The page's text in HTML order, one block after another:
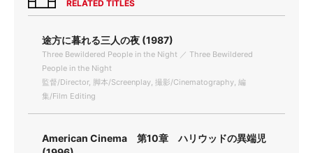
RELATED TITLES
途方に暮れる三人の夜 (1987)
Three Bewildered People in the Night ／ Three Bewildered
People in the Night
監督/Director, 脚本/Screenplay, 撮影/Cinematography, 編
集/Film Editing
American Cinema 第10章 ハリウッドの異端児